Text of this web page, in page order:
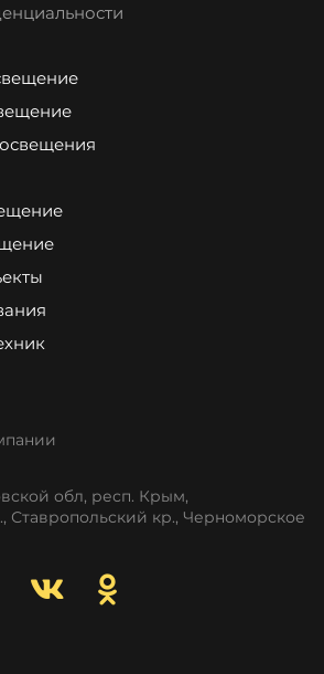
обл, респ. Крым,
Ставропольский кр., Черноморское